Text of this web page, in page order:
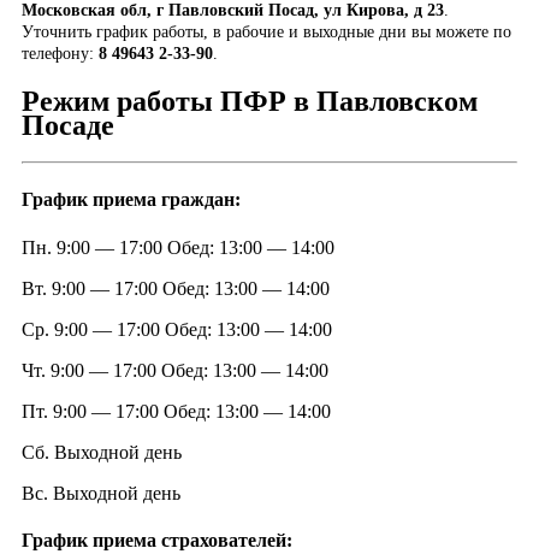
Московская обл, г Павловский Посад, ул Кирова, д 23.
Уточнить график работы, в рабочие и выходные дни вы можете по
телефону: 8 49643 2-33-90.
Режим работы ПФР в Павловском
Посаде
График приема граждан:
Пн. 9:00 — 17:00 Обед: 13:00 — 14:00
Вт. 9:00 — 17:00 Обед: 13:00 — 14:00
Ср. 9:00 — 17:00 Обед: 13:00 — 14:00
Чт. 9:00 — 17:00 Обед: 13:00 — 14:00
Пт. 9:00 — 17:00 Обед: 13:00 — 14:00
Сб. Выходной день
Вс. Выходной день
График приема страхователей: